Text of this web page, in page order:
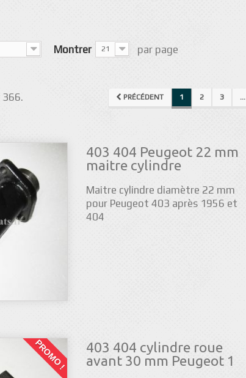
Montrer 21 par page
PRÉCÉDENT 1 2 3 ...
366.
403 404 Peugeot 22 mm
maitre cylindre
Maitre cylindre diamètre 22 mm
pour Peugeot 403 après 1956 et
404
PROMO !
403 404 cylindre roue
avant 30 mm Peugeot 1